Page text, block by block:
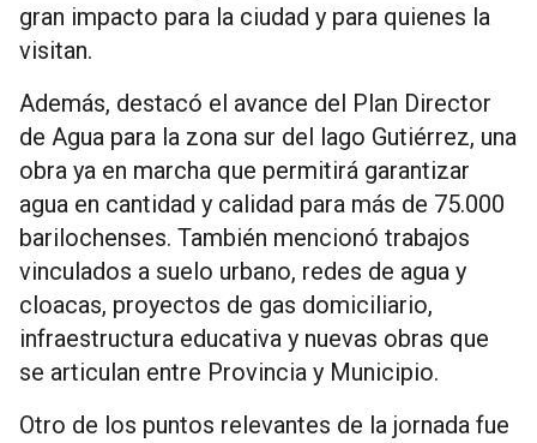
gran impacto para la ciudad y para quienes la
visitan.
Además, destacó el avance del Plan Director
de Agua para la zona sur del lago Gutiérrez, una
obra ya en marcha que permitirá garantizar
agua en cantidad y calidad para más de 75.000
barilochenses. También mencionó trabajos
vinculados a suelo urbano, redes de agua y
cloacas, proyectos de gas domiciliario,
infraestructura educativa y nuevas obras que
se articulan entre Provincia y Municipio.
Otro de los puntos relevantes de la jornada fue